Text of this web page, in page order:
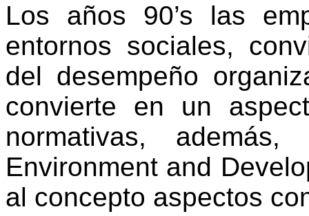
Los años 90’s las
entornos sociales,
del desempeño
convierte en un
normativas,
Environment and
al concepto aspectos